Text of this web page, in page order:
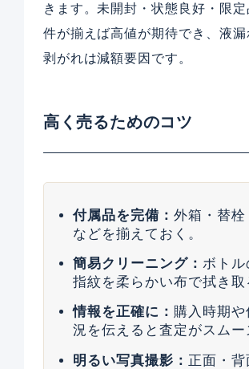
きます。未開封・状態良好・限定
件が揃えば高値が期待でき、液
剥がれは減額要因です。
高く売るためのコツ
付属品を完備： 外箱・替栓
などを揃えておく。
簡易クリーニング： ボトル
指紋を柔らかい布で拭き取
情報を正確に： 購入時期や
況を伝えると査定がスムー
明るい写真撮影： 正面・背